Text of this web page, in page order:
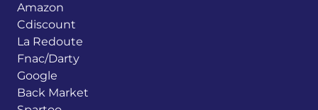
Amazon
Cdiscount
La Redoute
Fnac/Darty
Google
Back Market